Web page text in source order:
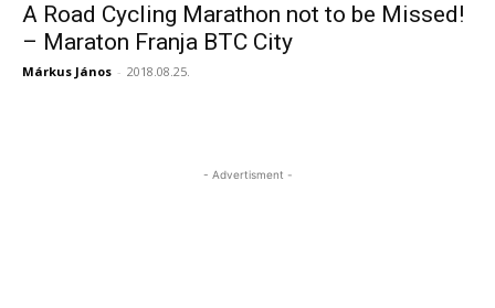
A Road Cycling Marathon not to be Missed!
– Maraton Franja BTC City
Márkus János - 2018.08.25.
- Advertisment -